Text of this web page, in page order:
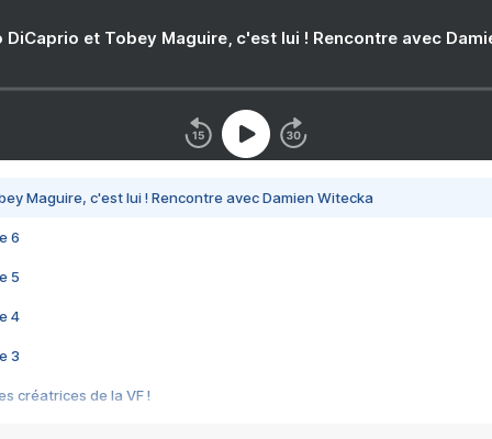
DiCaprio et Tobey Maguire, c'est lui ! Rencontre avec
Maguire, c'est lui ! Rencontre avec Damien Witecka
6
5
4
3
créatrices de la VF !